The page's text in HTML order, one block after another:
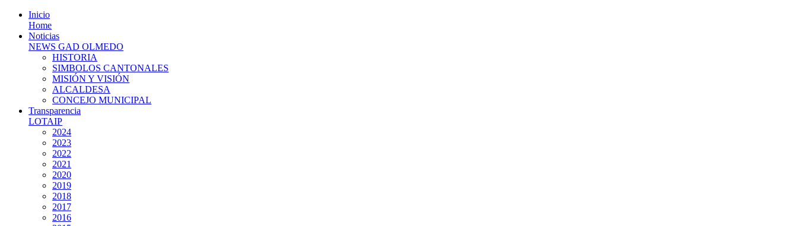
Inicio
Home
Noticias
NEWS GAD OLMEDO
HISTORIA
SIMBOLOS CANTONALES
MISIÓN Y VISIÓN
ALCALDESA
CONCEJO MUNICIPAL
Transparencia
LOTAIP
2024
2023
2022
2021
2020
2019
2018
2017
2016